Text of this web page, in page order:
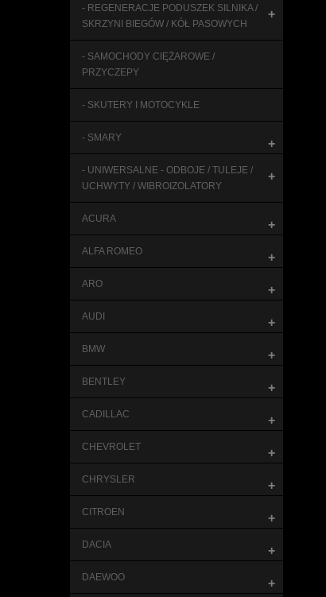
- REGENERACJE PODUSZEK SILNIKA /
SKRZYNI BIEGÓW / KÓŁ PASOWYCH
+
- SAMOCHODY CIĘŻAROWE /
PRZYCZEPY
- SKUTERY I MOTOCYKLE
- SMARY +
- UNIWERSALNE - ODBOJE / TULEJE /
UCHWYTY / WIBROIZOLATORY
+
ACURA +
ALFA ROMEO +
ARO +
AUDI +
BMW +
BENTLEY +
CADILLAC +
CHEVROLET +
CHRYSLER +
CITROEN +
DACIA +
DAEWOO +